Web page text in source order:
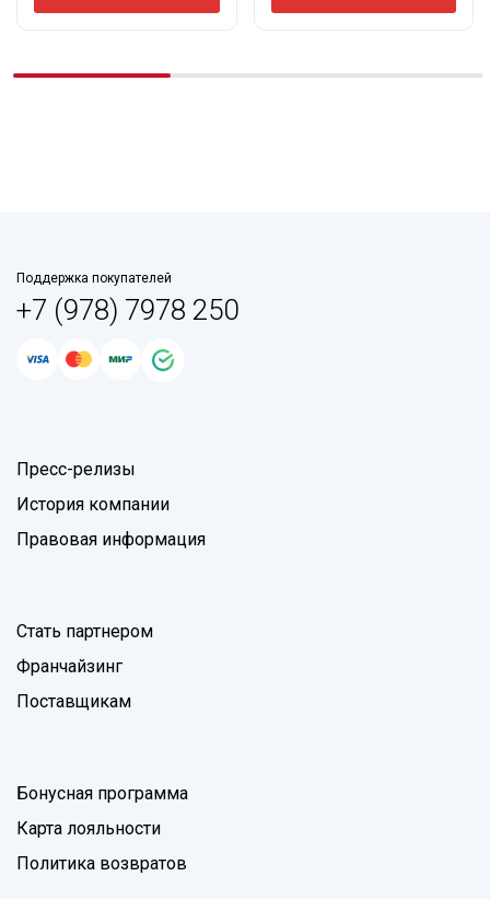
Поддержка покупателей
+7 (978) 7978 250
Пресс-релизы
История компании
Правовая информация
Стать партнером
Франчайзинг
Поставщикам
Бонусная программа
Карта лояльности
Политика возвратов